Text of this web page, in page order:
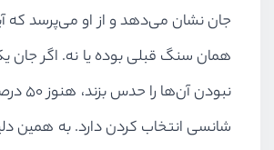
جان نشان می‌دهد و از او می‌پرسد که
همان سنگ قبلی بوده یا نه. اگر جان
نبودن
شانسی انتخاب کردن دارد. به همین